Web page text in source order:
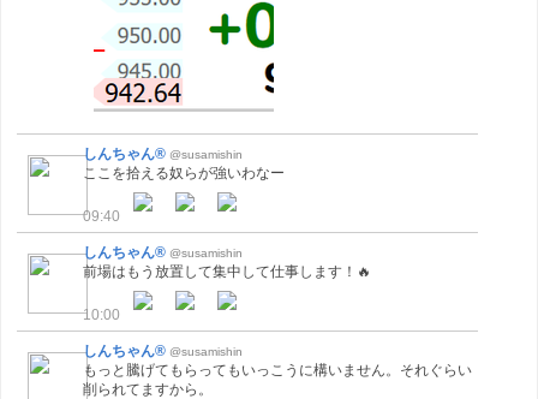
しんちゃん® @susamishin
ここを拾える奴らが強いわなー
09:40
しんちゃん® @susamishin
前場はもう放置して集中して仕事します！🔥
10:00
しんちゃん® @susamishin
もっと騰げてもらってもいっこうに構いません。それぐらい
削られてますから。